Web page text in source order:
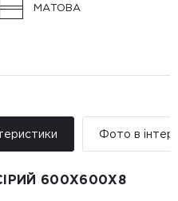
МАТОВА
Фото в
600X600X8